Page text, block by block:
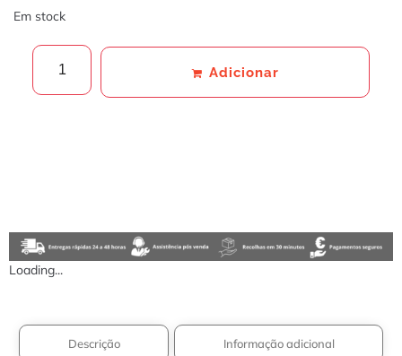
Em stock
Adicionar
Loading...
Descrição Informação adicional